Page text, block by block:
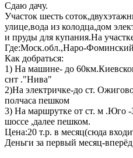
Сдаю дачу.
Участок шесть
улице,вода из колодца,дом
и пруды для купания.На
Где:Моск.обл.,Наро-
Как добраться:
1) На машине- до
снт ."Нива"
2)На электричке-до ст.
полчаса пешком
3) На маршрутке от ст. м .Юго -
шоссе ,далее пешком.
Цена:20 т.р. в месяц(сюда
Деньги за первый месяц-